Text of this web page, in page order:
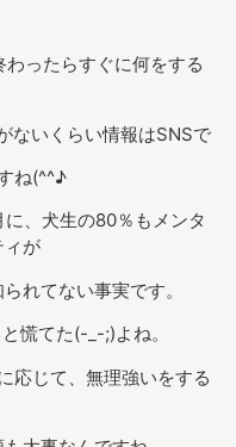
ったらすぐに何をする
ないくらい情報はSNSで
ね(^^♪
、犬生の80％もメンタ
ィが
れてない事実です。
慌てた(-_-;)よね。
応じて、無理強いをする